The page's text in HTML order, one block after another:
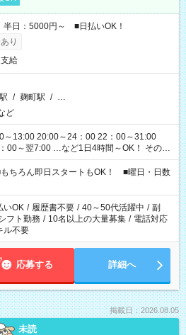
日：5000円～ ■日払いOK！
り
給
/ 麹町駅 / …
ど
～13:00 20:00～24：00 22：00～31:00
～翌7:00 …など1日4時間～OK！ その他
！ お気軽にご相談ください！
ちろん即日スタートもOK！ ■曜日・日数
いOK / 履歴書不要 / 40～50代活躍中 / 副
フト勤務 / 10名以上の大量募集 / 電話対応
ル不要
応募する 詳細へ
掲載日：2026.08.05
未読